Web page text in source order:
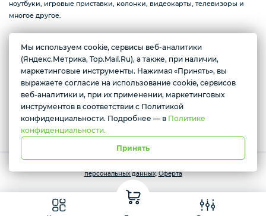
ноутбуки, игровые приставки, колонки, видеокарты, телевизоры и
многое другое.
г. Красноярск, ул. Абытаевская 2, офис 337
Ежедневно с 11:00 до 19:00
Условия доставки
персональных данных.Оферта
Мы используем cookie, сервисы веб-аналитики
(Яндекс.Метрика, Top.Mail.Ru), а также, при наличии,
маркетинговые инструменты. Нажимая «Принять», вы
выражаете согласие на использование cookie, сервисов
веб-аналитики и, при их применении, маркетинговых
инструментов в соответствии с Политикой
конфиденциальности. Подробнее — в Политике
конфиденциальности.
Принять
Желаете подозвать сотрудника
Нет